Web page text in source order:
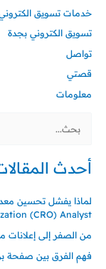
خدمات تسويق
تسويق الكتروني بجدة
تواصل
قصتي
معلومات
البحث
أحدث
(CRO) Analyst
من الصفر إلى إعلانات
فهم الفرق بين صفحة